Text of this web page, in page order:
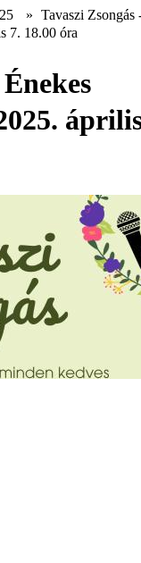
» Tavaszi Zsongás
7. 18.00 óra